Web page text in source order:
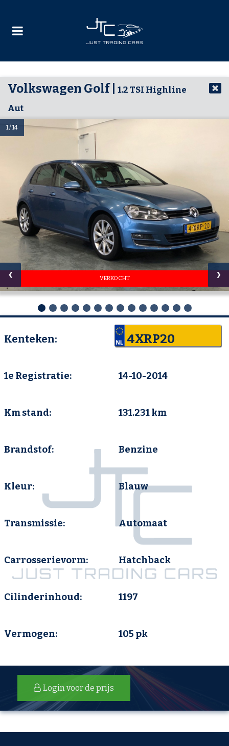
Volkswagen Golf |
1.2 TSI Highline
Aut
1 / 14
VERKOCHT
❮ ❯
Kenteken: 4XRP20
1e Registratie: 14-10-2014
Km stand: 131.231 km
Brandstof: Benzine
Kleur: Blauw
Transmissie: Automaat
Carrosserievorm: Hatchback
Cilinderinhoud: 1197
Vermogen: 105 pk
Login voor de prijs